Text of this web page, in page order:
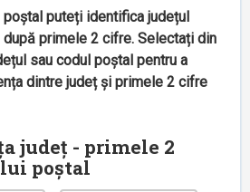
puteți identifica județul
primele 2 cifre. Selectați din
sau codul poștal pentru a
dintre județ și primele 2 cifre
județ - primele 2
poștal